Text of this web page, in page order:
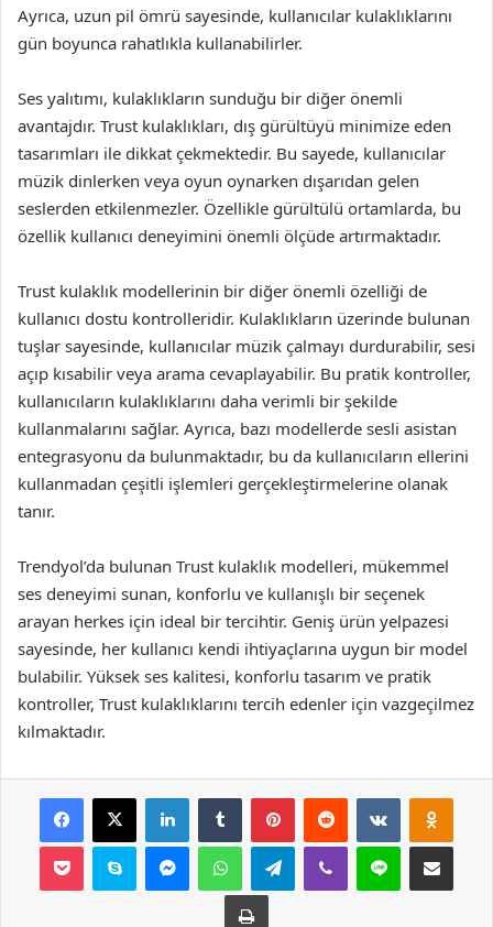
Ayrıca, uzun pil ömrü sayesinde, kullanıcılar kulaklıklarını
gün boyunca rahatlıkla kullanabilirler.
Ses yalıtımı, kulaklıkların sunduğu bir diğer önemli
avantajdır. Trust kulaklıkları, dış gürültüyü minimize eden
tasarımları ile dikkat çekmektedir. Bu sayede, kullanıcılar
müzik dinlerken veya oyun oynarken dışarıdan gelen
seslerden etkilenmezler. Özellikle gürültülü ortamlarda, bu
özellik kullanıcı deneyimini önemli ölçüde artırmaktadır.
Trust kulaklık modellerinin bir diğer önemli özelliği de
kullanıcı dostu kontrolleridir. Kulaklıkların üzerinde bulunan
tuşlar sayesinde, kullanıcılar müzik çalmayı durdurabilir, sesi
açıp kısabilir veya arama cevaplayabilir. Bu pratik kontroller,
kullanıcıların kulaklıklarını daha verimli bir şekilde
kullanmalarını sağlar. Ayrıca, bazı modellerde sesli asistan
entegrasyonu da bulunmaktadır, bu da kullanıcıların ellerini
kullanmadan çeşitli işlemleri gerçekleştirmelerine olanak
tanır.
Trendyol’da bulunan Trust kulaklık modelleri, mükemmel
ses deneyimi sunan, konforlu ve kullanışlı bir seçenek
arayan herkes için ideal bir tercihtir. Geniş ürün yelpazesi
sayesinde, her kullanıcı kendi ihtiyaçlarına uygun bir model
bulabilir. Yüksek ses kalitesi, konforlu tasarım ve pratik
kontroller, Trust kulaklıklarını tercih edenler için vazgeçilmez
kılmaktadır.
Facebook
X LinkedInTumblr PinterestReddit VKontakte
Pocket Skype MessengerWhatsAppTelegramViber Line E-Posta ile
Yazdır